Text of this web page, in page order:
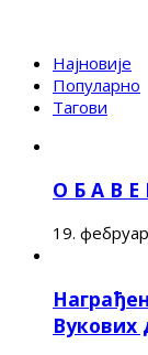
Најновије
Популарно
Тагови
О Б А В
19.
Вукових